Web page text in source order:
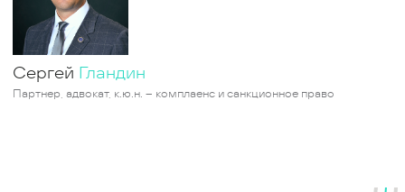
Сергей Гландин
Партнер, адвокат, к.ю.н. – комплаенс и санкционное право